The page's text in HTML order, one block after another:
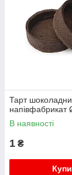
Тарт
напівфабрикат
В наявності
1 ₴